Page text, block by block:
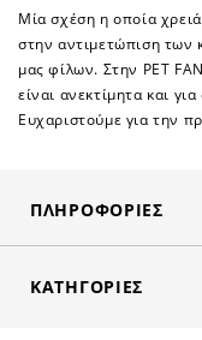
Μία σχέση η οποία
στην αντιμετώπιση
μας φίλων. Στην PET
είναι ανεκτίμητα και
Ευχαριστούμε για την
ΠΛΗΡΟΦΟΡΊΕΣ
ΚΑΤΗΓΟΡΊΕΣ